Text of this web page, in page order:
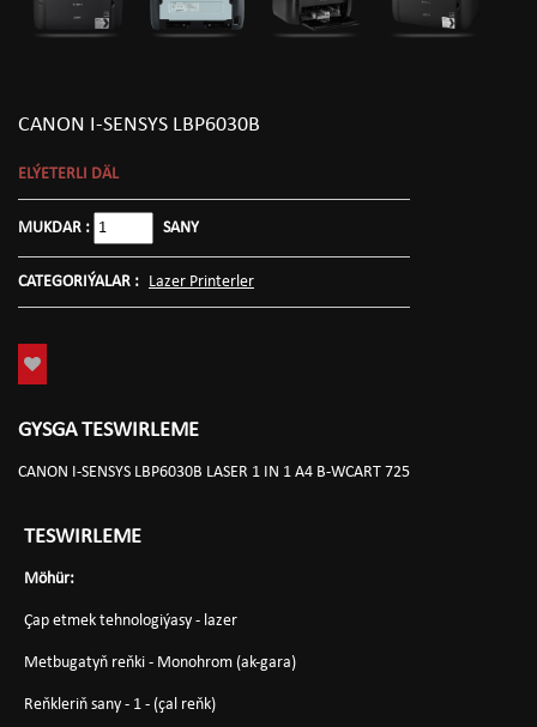
CANON I-SENSYS LBP6030B
ELÝETERLI DÄL
MUKDAR : SANY
CATEGORIÝALAR : Lazer Printerler
GYSGA TESWIRLEME
CANON I-SENSYS LBP6030B LASER 1 IN 1 A4 B-WCART 725
TESWIRLEME
Möhür:
Çap etmek tehnologiýasy - lazer
Metbugatyň reňki - Monohrom (ak-gara)
Reňkleriň sany - 1 - (çal reňk)